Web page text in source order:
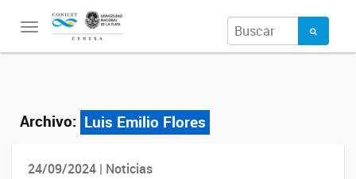
Toggle
Archivo: Luis Emilio Flores
24/09/2024 | Noticias